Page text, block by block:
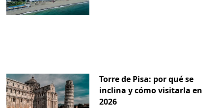
Torre de Pisa: por qué se
inclina y cómo visitarla en
2026